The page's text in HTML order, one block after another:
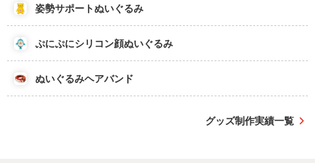
姿勢サポートぬいぐるみ
ぷにぷにシリコン顔ぬいぐるみ
ぬいぐるみヘアバンド
グッズ制作実績一覧